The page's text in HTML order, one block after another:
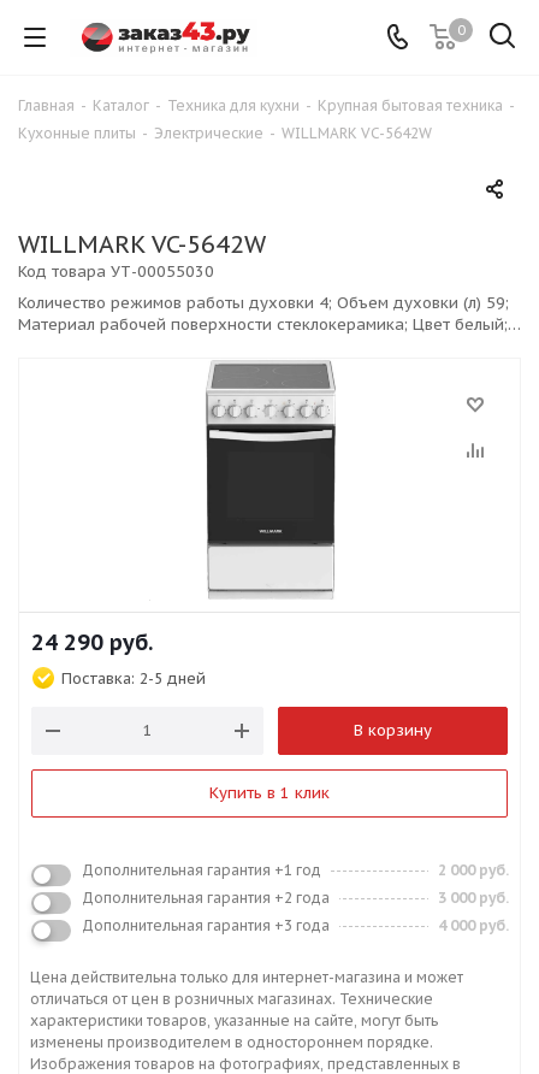
0
Главная - Каталог - Техника для кухни - Крупная бытовая техника -
Кухонные плиты - Электрические - WILLMARK VC-5642W
WILLMARK VC-5642W
Количество режимов работы духовки 4; Объем духовки (л) 59;
Материал рабочей поверхности стеклокерамика; Цвет белый;
варочной поверхности электрическая; Управление поворотный
Код товара УТ-00055030
24 290 руб.
Поставка: 2-5 дней
В корзину
Купить в 1 клик
Дополнительная гарантия +1 год
2 000 руб.
Дополнительная гарантия +2 года
3 000 руб.
Дополнительная гарантия +3 года
4 000 руб.
Цена действительна только для интернет-магазина и может
отличаться от цен в розничных магазинах. Технические
характеристики товаров, указанные на сайте, могут быть
изменены производителем в одностороннем порядке.
Изображения товаров на фотографиях, представленных в